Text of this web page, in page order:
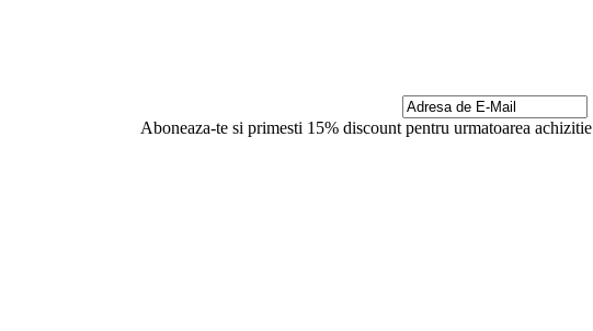
Aboneaza-te si primesti 15% discount pentru urmatoarea achizitie